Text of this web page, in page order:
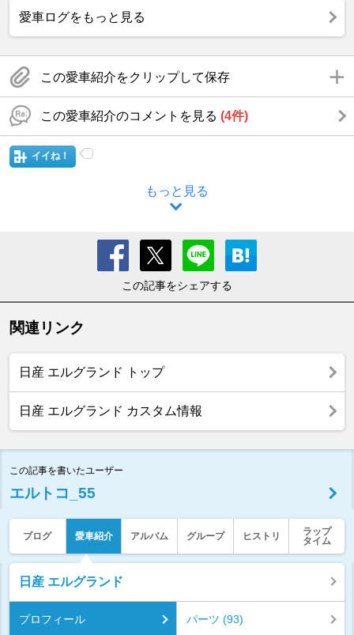
愛車ログをもっと見る
この愛車紹介をクリップして保存
この愛車紹介のコメントを見る (4件)
イイね！
もっと見る
この記事をシェアする
関連リンク
日産 エルグランド トップ
日産 エルグランド カスタム情報
この記事を書いたユーザー
エルトコ_55
ブログ 愛車紹介 アルバム グループ ヒストリ
ラップ
タイム
日産 エルグランド
プロフィール パーツ (93)